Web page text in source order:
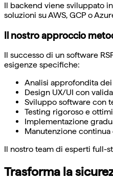
Il backend viene sviluppato
soluzioni su AWS, GCP o
Il nostro approccio
Il successo di un software
esigenze specifiche:
Analisi approfondita
Design UX/UI con
Sviluppo software con
Testing rigoroso e
Implementazione
Manutenzione
Il nostro team di esperti full-
Trasforma la